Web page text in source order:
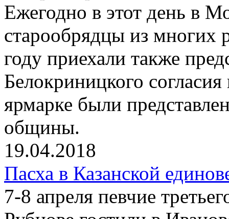
Ежегодно в этот день в
старообрядцы из
году приехали также
Белокриницкого
ярмарке были
общины.
19.04.2018
Пасха в Казанской
7-8 апреля певчие